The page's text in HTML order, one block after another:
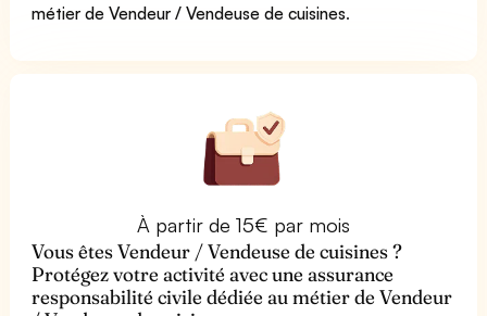
métier de Vendeur / Vendeuse de cuisines.
À partir de 15€ par mois
Vous êtes Vendeur / Vendeuse de cuisines ?
Protégez votre activité avec une assurance
responsabilité civile dédiée au métier de Vendeur